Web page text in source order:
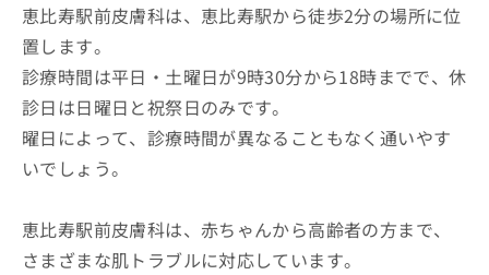
恵比寿駅前皮膚科は、恵比寿駅から徒歩2分の場所に位
置します。
診療時間は平日・土曜日が9時30分から18時までで、休
診日は日曜日と祝祭日のみです。
曜日によって、診療時間が異なることもなく通いやす
いでしょう。
恵比寿駅前皮膚科は、赤ちゃんから高齢者の方まで、
さまざまな肌トラブルに対応しています。